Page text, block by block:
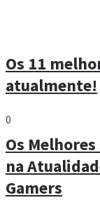
Os 11
atualmente!
0
Os
na
Gamers